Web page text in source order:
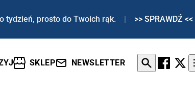
tydzień, prosto do Twoich rąk. | >> SPRAWDŹ <<
SKLEP NEWSLETTER